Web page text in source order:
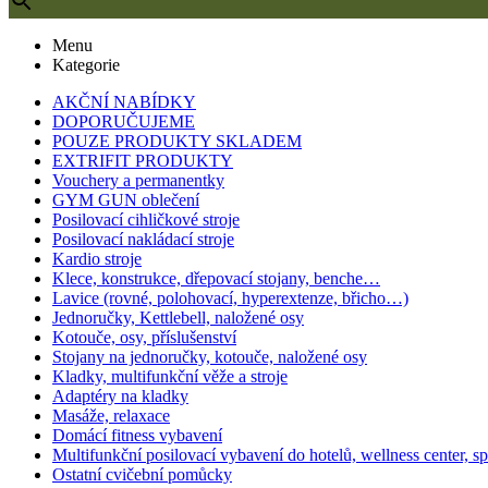
Menu
Kategorie
AKČNÍ NABÍDKY
DOPORUČUJEME
POUZE PRODUKTY SKLADEM
EXTRIFIT PRODUKTY
Vouchery a permanentky
GYM GUN oblečení
Posilovací cihličkové stroje
Posilovací nakládací stroje
Kardio stroje
Klece, konstrukce, dřepovací stojany, benche…
Lavice (rovné, polohovací, hyperextenze, břicho…)
Jednoručky, Kettlebell, naložené osy
Kotouče, osy, příslušenství
Stojany na jednoručky, kotouče, naložené osy
Kladky, multifunkční věže a stroje
Adaptéry na kladky
Masáže, relaxace
Domácí fitness vybavení
Multifunkční posilovací vybavení do hotelů, wellness center,
Ostatní cvičební pomůcky